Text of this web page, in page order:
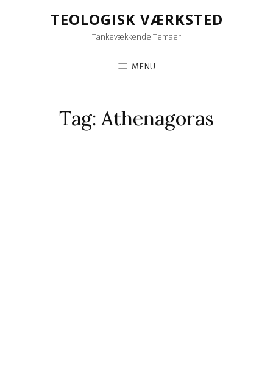
TEOLOGISK VÆRKSTED
Tankevækkende Temaer
MENU
Tag: Athenagoras